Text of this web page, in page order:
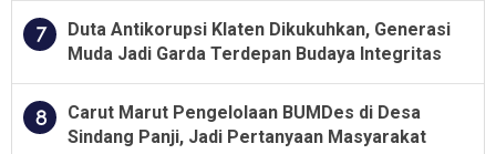
7
Duta Antikorupsi Klaten Dikukuhkan, Generasi
Muda Jadi Garda Terdepan Budaya Integritas
8
Carut Marut Pengelolaan BUMDes di Desa
Sindang Panji, Jadi Pertanyaan Masyarakat